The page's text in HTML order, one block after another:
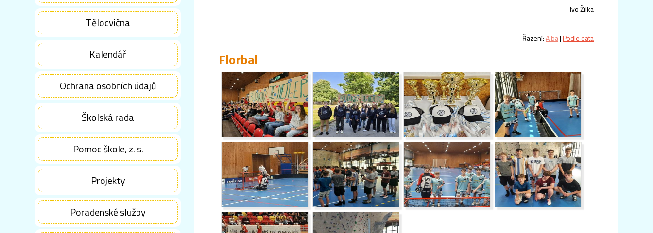
Ivo Žilka
Řazení:Alba|Podle data
Florbal
Tělocvična
Kalendář
Ochrana osobních údajů
Školská rada
Pomoc škole, z. s.
Projekty
Poradenské služby